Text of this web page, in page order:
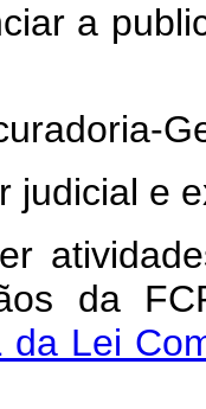
a
e
da
da Lei